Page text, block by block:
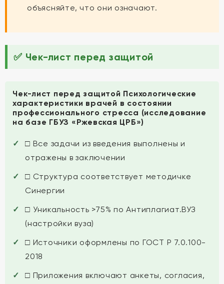
объясняйте, что они означают.
✅ Чек-лист перед защитой
Чек-лист перед защитой Психологические
характеристики врачей в состоянии
профессионального стресса (исследование
на базе ГБУЗ «Ржевская ЦРБ»)
□ Все задачи из введения выполнены и
отражены в заключении
□ Структура соответствует методичке
Синергии
□ Уникальность >75% по Антиплагиат.ВУЗ
(настройки вуза)
□ Источники оформлены по ГОСТ Р 7.0.100-
2018
□ Приложения включают анкеты, согласия,